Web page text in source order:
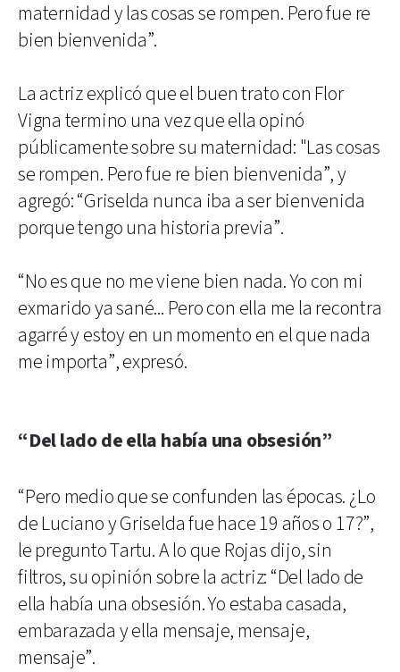
maternidad y las cosas se rompen. Pero fue re
bien bienvenida”.
La actriz explicó que el buen trato con Flor
Vigna termino una vez que ella opinó
públicamente sobre su maternidad: "Las cosas
se rompen. Pero fue re bien bienvenida”, y
agregó: “Griselda nunca iba a ser bienvenida
porque tengo una historia previa”.
“No es que no me viene bien nada. Yo con mi
exmarido ya sané... Pero con ella me la recontra
agarré y estoy en un momento en el que nada
me importa”, expresó.
“Del lado de ella había una obsesión”
“Pero medio que se confunden las épocas. ¿Lo
de Luciano y Griselda fue hace 19 años o 17?”,
le pregunto Tartu. A lo que Rojas dijo, sin
filtros, su opinión sobre la actriz: “Del lado de
ella había una obsesión. Yo estaba casada,
embarazada y ella mensaje, mensaje,
mensaje”.